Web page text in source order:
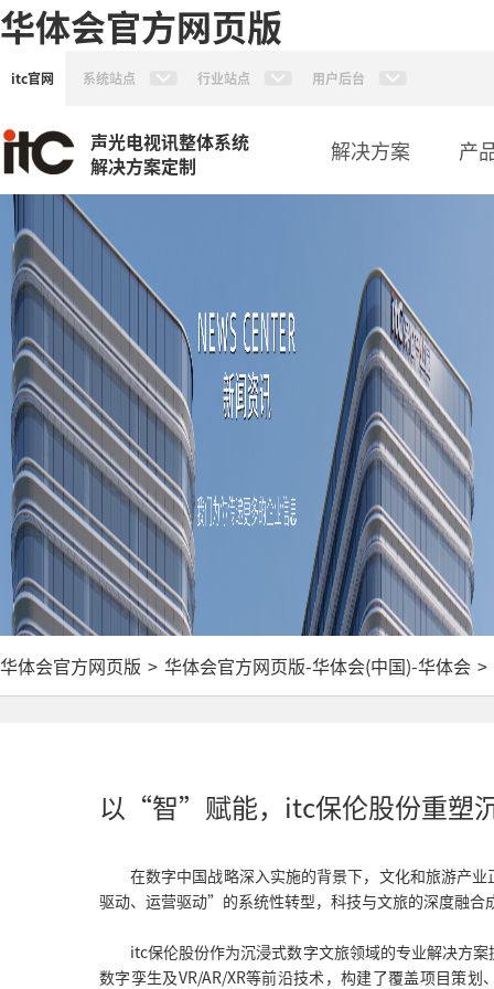
华体会官方网页版
itc官网 系统站点 行业站点 用户后台
声光电视讯整体系统
解决方案定制
解决方案 产
华体会官方网页版 > 华体会官方网页版-华体会(中国)-华体会 >
以“智”赋能，itc保伦股份重塑
在数字中国战略深入实施的背景下，文化和旅游
驱动、运营驱动”的系统性转型，科技与文旅的深度融合
itc保伦股份作为沉浸式数字文旅领域的专业解决方
数字孪生及VR/AR/XR等前沿技术，构建了覆盖项目策